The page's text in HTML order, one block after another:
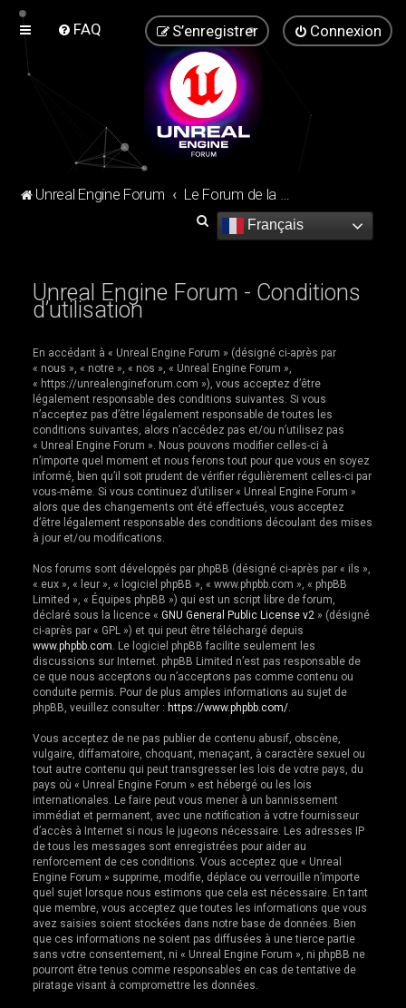
FAQ Connexion
S’enregistrer
Unreal Engine Forum Le Forum de la communauté Unreal Engine !
Français
R
e
h
r
c
h
e
r
Unreal Engine Forum - Conditions
d’utilisation
En accédant à « Unreal Engine Forum » (désigné ci-après par
« nous », « notre », « nos », « Unreal Engine Forum »,
« https://unrealengineforum.com »), vous acceptez d’être
légalement responsable des conditions suivantes. Si vous
n’acceptez pas d’être légalement responsable de toutes les
conditions suivantes, alors n’accédez pas et/ou n’utilisez pas
« Unreal Engine Forum ». Nous pouvons modifier celles-ci à
n’importe quel moment et nous ferons tout pour que vous en soyez
informé, bien qu’il soit prudent de vérifier régulièrement celles-ci par
vous-même. Si vous continuez d’utiliser « Unreal Engine Forum »
alors que des changements ont été effectués, vous acceptez
d’être légalement responsable des conditions découlant des mises
à jour et/ou modifications.
Nos forums sont développés par phpBB (désigné ci-après par « ils »,
« eux », « leur », « logiciel phpBB », « www.phpbb.com », « phpBB
Limited », « Équipes phpBB ») qui est un script libre de forum,
déclaré sous la licence «GNU General Public License v2 » (désigné
ci-après par « GPL ») et qui peut être téléchargé depuis
www.phpbb.com . Le logiciel phpBB facilite seulement les
discussions sur Internet. phpBB Limited n’est pas responsable de
ce que nous acceptons ou n’acceptons pas comme contenu ou
conduite permis. Pour de plus amples informations au sujet de
phpBB, veuillez consulter : https://www.phpbb.com/
Vous acceptez de ne pas publier de contenu abusif, obscène,
vulgaire, diffamatoire, choquant, menaçant, à caractère sexuel ou
tout autre contenu qui peut transgresser les lois de votre pays, du
pays où « Unreal Engine Forum » est hébergé ou les lois
internationales. Le faire peut vous mener à un bannissement
immédiat et permanent, avec une notification à votre fournisseur
d’accès à Internet si nous le jugeons nécessaire. Les adresses IP
de tous les messages sont enregistrées pour aider au
renforcement de ces conditions. Vous acceptez que « Unreal
Engine Forum » supprime, modifie, déplace ou verrouille n’importe
quel sujet lorsque nous estimons que cela est nécessaire. En tant
que membre, vous acceptez que toutes les informations que vous
avez saisies soient stockées dans notre base de données. Bien
que ces informations ne soient pas diffusées à une tierce partie
sans votre consentement, ni « Unreal Engine Forum », ni phpBB ne
pourront être tenus comme responsables en cas de tentative de
piratage visant à compromettre les données.